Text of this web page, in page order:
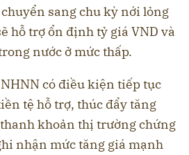
sang chu kỳ nới lỏng
hỗ trợ ổn định tỷ giá VND và
nước ở mức thấp.
có điều kiện tiếp tục
tệ hỗ trợ, thúc đẩy tăng
khoản thị trường chứng
nhận mức tăng giá mạnh